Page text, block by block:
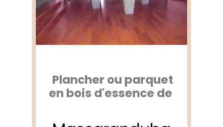
Plancher ou parquet
en bois d'essence de